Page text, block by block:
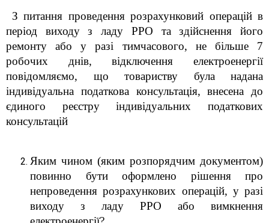
З питання проведення розрахунковий операцій в
період виходу з ладу РРО та здійснення його
ремонту або у разі тимчасового, не більше 7
робочих днів, відключення електроенергії
повідомляємо, що товариству була надана
індивідуальна податкова консультація, внесена до
єдиного реєстру індивідуальних податкових
консультацій
Яким чином (яким розпорядчим документом)
повинно бути оформлено рішення про
непроведення розрахункових операцій, у разі
виходу з ладу РРО або вимкнення